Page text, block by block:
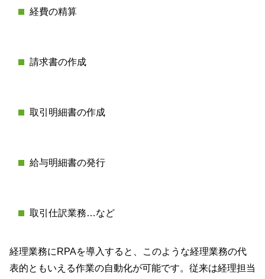
経費の精算
請求書の作成
取引明細書の作成
給与明細書の発行
取引仕訳業務…など
経理業務にRPAを導入すると、このような経理業務の代
表的ともいえる作業の自動化が可能です。従来は経理担当